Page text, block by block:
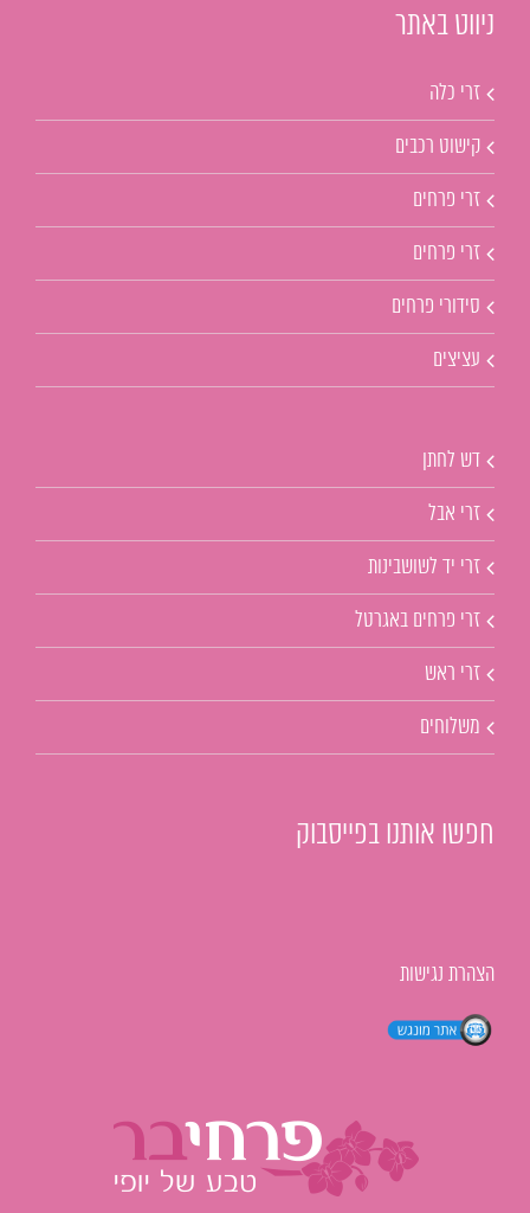
ניווט באתר
זרי כלה
קישוט רכבים
זרי פרחים
זרי פרחים
סידורי פרחים
עציצים
דש לחתן
זרי אבל
זרי יד לשושבינות
זרי פרחים באגרטל
זרי ראש
משלוחים
חפשו אותנו בפייסבוק
הצהרת נגישות